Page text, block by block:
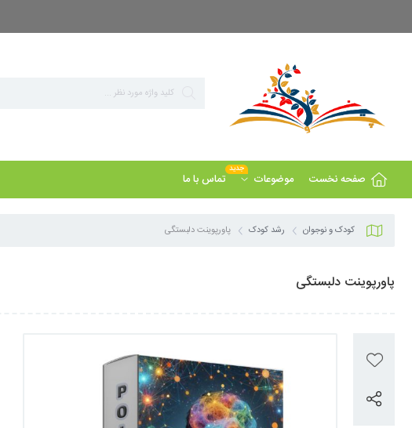
صفحه نخست موضوعات
جدید
تماس با ما
کودک و نوجوان رشد کودک پاورپوینت دلبستگی
پاورپوینت دلبستگی